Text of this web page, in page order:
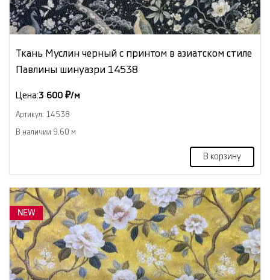
Ткань Муслин черный с принтом в азиатском стиле
Павлины шинуазри 14538
Цена:3 600 ₽/м
Артикул: 14538
В наличии 9.60 м
В корзину
NEW